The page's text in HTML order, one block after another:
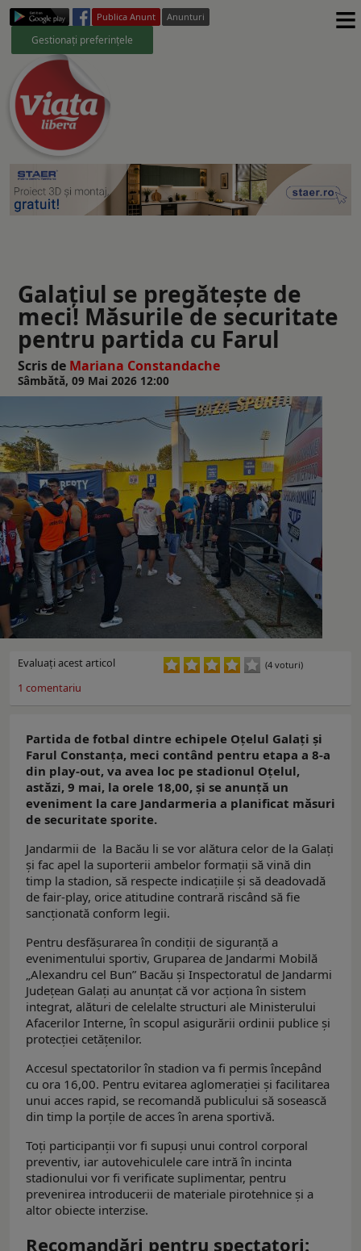
Publica Anunt Anunturi
Gestionați preferințele ≡
Galațiul se pregătește de
meci! Măsurile de securitate
pentru partida cu Farul
Scris de Mariana Constandache
Sâmbătă, 09 Mai 2026 12:00
Evaluaţi acest articol (4 voturi)
1 comentariu
Partida de fotbal dintre echipele Oțelul Galați și
Farul Constanța, meci contând pentru etapa a 8-a
din play-out, va avea loc pe stadionul Oțelul,
astăzi, 9 mai, la orele 18,00, și se anunță un
eveniment la care Jandarmeria a planificat măsuri
de securitate sporite.
Jandarmii de la Bacău li se vor alătura celor de la Galați
și fac apel la suporterii ambelor formații să vină din
timp la stadion, să respecte indicațiile și să deadovadă
de fair-play, orice atitudine contrară riscând să fie
sancționată conform legii.
Pentru desfășurarea în condiții de siguranță a
evenimentului sportiv, Gruparea de Jandarmi Mobilă
„Alexandru cel Bun” Bacău și Inspectoratul de Jandarmi
Județean Galați au anunțat că vor acționa în sistem
integrat, alături de celelalte structuri ale Ministerului
Afacerilor Interne, în scopul asigurării ordinii publice și
protecției cetățenilor.
Accesul spectatorilor în stadion va fi permis începând
cu ora 16,00. Pentru evitarea aglomerației și facilitarea
unui acces rapid, se recomandă publicului să sosească
din timp la porțile de acces în arena sportivă.
Toți participanții vor fi supuși unui control corporal
preventiv, iar autovehiculele care intră în incinta
stadionului vor fi verificate suplimentar, pentru
prevenirea introducerii de materiale pirotehnice și a
altor obiecte interzise.
Recomandări pentru spectatori: